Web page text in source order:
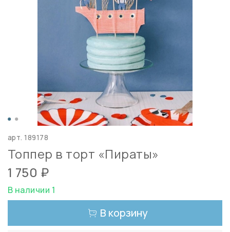
арт.189178
Топпер в торт «Пираты»
1 750 ₽
В наличии 1
В корзину